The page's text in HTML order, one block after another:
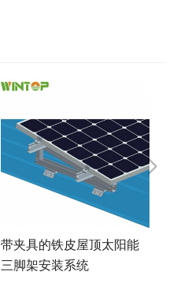
带夹具的铁皮屋顶太阳能
三脚架安装系统